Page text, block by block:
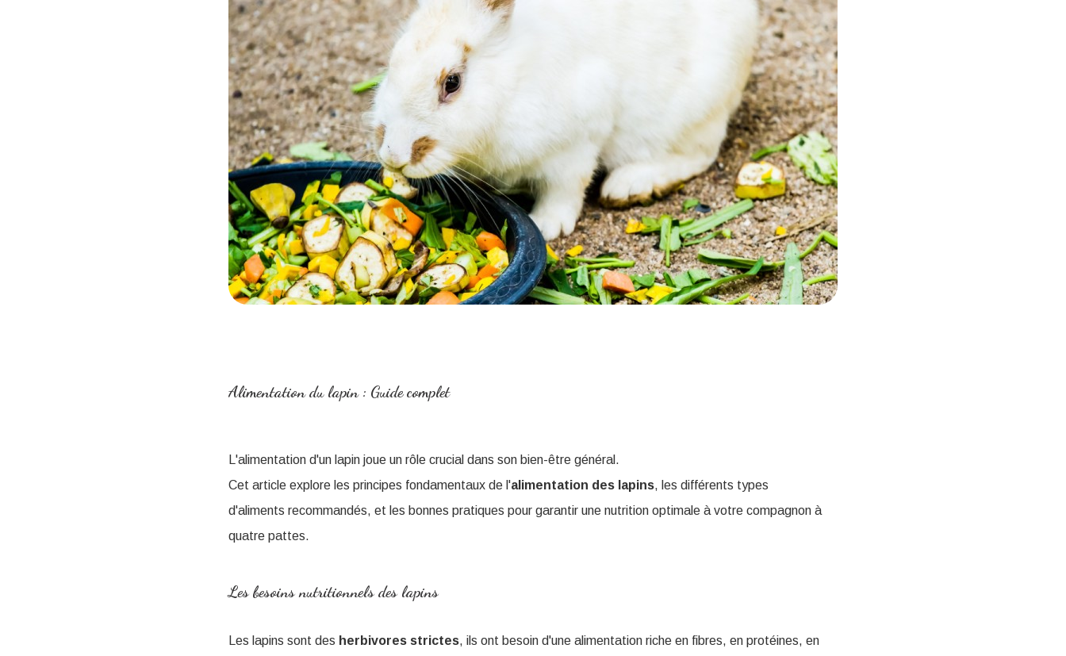
Alimentation du lapin : Guide complet
L'alimentation d'un lapin joue un rôle crucial dans son bien-être général.
Cet article explore les principes fondamentaux de l'alimentation des lapins, les différents types
d'aliments recommandés, et les bonnes pratiques pour garantir une nutrition optimale à votre compagnon à
quatre pattes.
Les besoins nutritionnels des lapins
Les lapins sont des herbivores strictes, ils ont besoin d'une alimentation riche en fibres, en protéines, en